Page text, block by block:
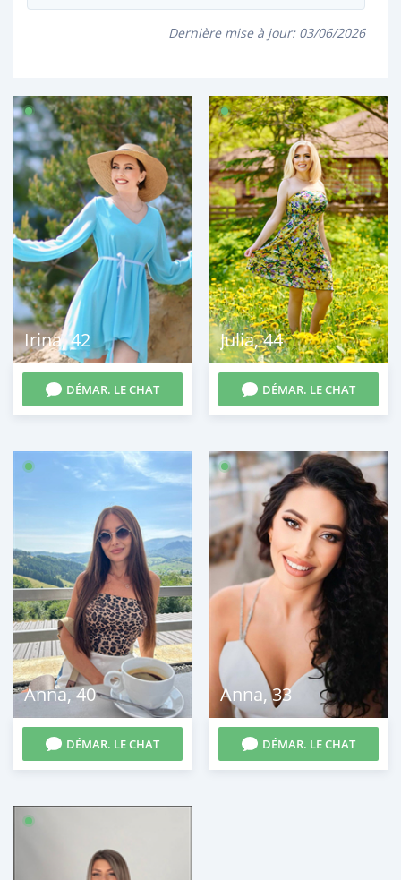
Dernière mise à jour: 03/06/2026
Irina,42
DÉMAR. LE CHAT
Julia,44
DÉMAR. LE CHAT
Anna,40
DÉMAR. LE CHAT
Anna,33
DÉMAR. LE CHAT